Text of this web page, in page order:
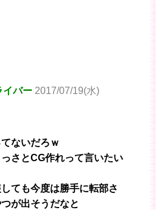
イバー 2017/07/19(水)
ないだろｗ
さとCG作れって言いたい
ても今度は勝手に転部さ
が出そうだなと